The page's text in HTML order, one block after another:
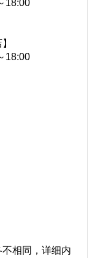
18:00
18:00
相同，详细内